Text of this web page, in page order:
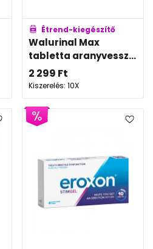
Étrend-kiegészítő
Walurinal Max
tabletta aranyvessz...
2 299 Ft
Kiszerelés: 10X